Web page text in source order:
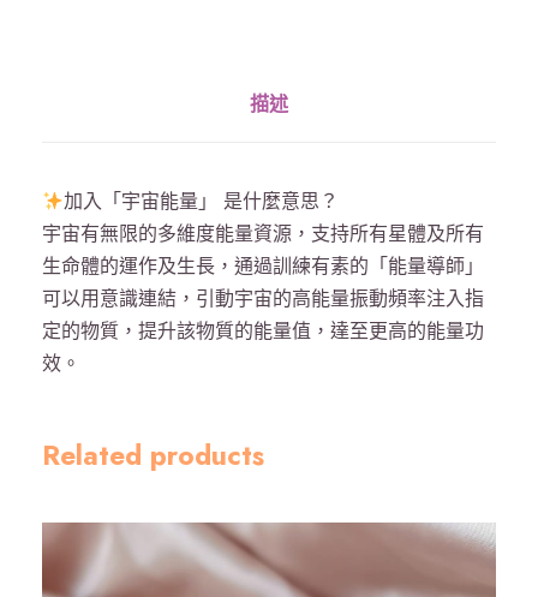
經
文
）
銀
色
數
描述
加入「宇宙能量」 是什麼意思？
宇宙有無限的多維度能量資源，支持所有星體及所有
生命體的運作及生長，通過訓練有素的「能量導師」
可以用意識連結，引動宇宙的高能量振動頻率注入指
定的物質，提升該物質的能量值，達至更高的能量功
效。
Related products